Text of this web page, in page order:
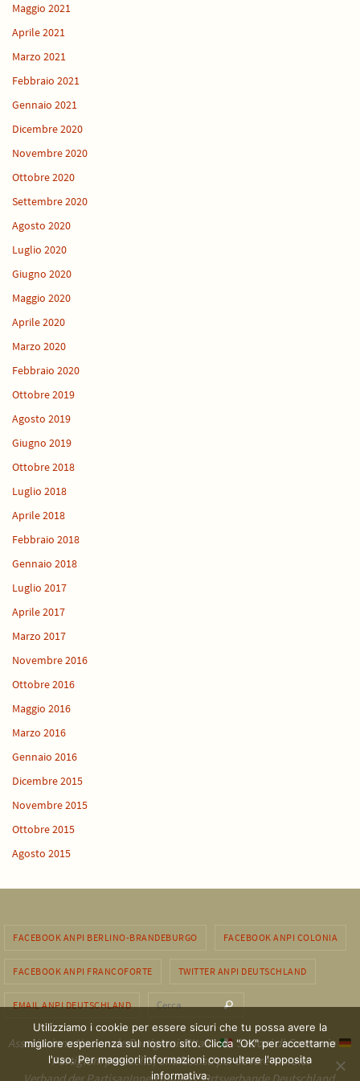
Maggio 2021
Aprile 2021
Marzo 2021
Febbraio 2021
Gennaio 2021
Dicembre 2020
Novembre 2020
Ottobre 2020
Settembre 2020
Agosto 2020
Luglio 2020
Giugno 2020
Maggio 2020
Aprile 2020
Marzo 2020
Febbraio 2020
Ottobre 2019
Agosto 2019
Giugno 2019
Ottobre 2018
Luglio 2018
Aprile 2018
Febbraio 2018
Gennaio 2018
Luglio 2017
Aprile 2017
Marzo 2017
Novembre 2016
Ottobre 2016
Maggio 2016
Marzo 2016
Gennaio 2016
Dicembre 2015
Novembre 2015
Ottobre 2015
Agosto 2015
FACEBOOK ANPI BERLINO-BRANDEBURGO FACEBOOK ANPI COLONIA
FACEBOOK ANPI FRANCOFORTE TWITTER ANPI DEUTSCHLAND
EMAIL ANPI DEUTSCHLAND Cerca per:
Cerca
Associazione Nazionale Partigiani d'Italia
Sezioni di Germania
Partigiani per scelta, antifascisti per dovere morale.
Utilizziamo i cookie per essere sicuri che tu possa avere la
migliore esperienza sul nostro sito. Clicca "OK" per accettarne
l'uso. Per maggiori informazioni consultare l'apposita
informativa.